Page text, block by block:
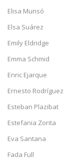
Elisa Munsó
Elsa Suárez
Emily Eldridge
Emma Schmid
Enric Ejarque
Ernesto Rodríguez
Esteban Plazibat
Estefania Zorita
Eva Santana
Fada Full